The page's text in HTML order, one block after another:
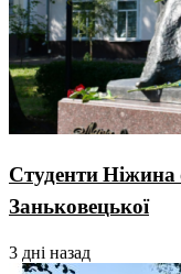
Студенти Ніжина
Заньковецької
3 дні назад